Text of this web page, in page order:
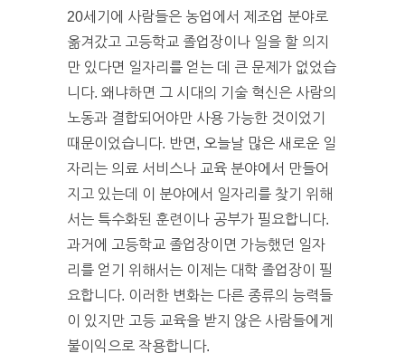
20세기에 사람들은 농업에서 제조업 분야로
옮겨갔고 고등학교 졸업장이나 일을 할 의지
만 있다면 일자리를 얻는 데 큰 문제가 없었습
니다. 왜냐하면 그 시대의 기술 혁신은 사람의
노동과 결합되어야만 사용 가능한 것이었기
때문이었습니다. 반면, 오늘날 많은 새로운 일
자리는 의료 서비스나 교육 분야에서 만들어
지고 있는데 이 분야에서 일자리를 찾기 위해
서는 특수화된 훈련이나 공부가 필요합니다.
과거에 고등학교 졸업장이면 가능했던 일자
리를 얻기 위해서는 이제는 대학 졸업장이 필
요합니다. 이러한 변화는 다른 종류의 능력들
이 있지만 고등 교육을 받지 않은 사람들에게
불이익으로 작용합니다.